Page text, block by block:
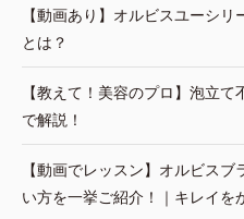
【動画あり】オルビスユーシ
とは？
【教えて！美容のプロ】泡立
で解説！
【動画でレッスン】オルビス
い方を一挙ご紹介！｜キレイを